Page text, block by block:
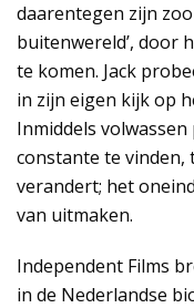
daarentegen zijn
buitenwereld’, door
te komen. Jack
in zijn eigen kijk op
Inmiddels volwassen
constante te vinden,
verandert; het
van uitmaken.
Independent Films
in de Nederlandse